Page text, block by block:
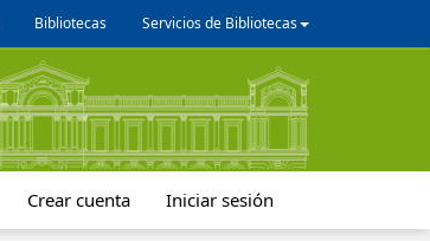
Bibliotecas Servicios de Bibliotecas
Crear cuenta Iniciar sesión